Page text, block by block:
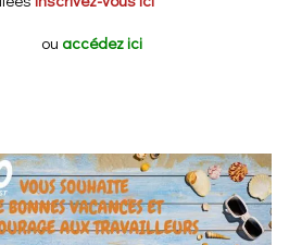
accédez ici